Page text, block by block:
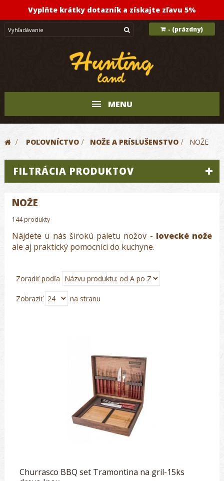
Vyplňte krátky dotazník a získajte zľavu 5%
- (prázdny)
MENU
> POĽOVNÍCTVO > NOŽE A PRÍSLUŠENSTVO > NOŽE
FILTRÁCIA PRODUKTOV
NOŽE
144 produkty
Nájdete u nás širokú paletu nožov - lovecké nože
ale aj praktický pomocníci do kuchyne.
Zoradiť podľa
Zobraziť na stranu
Churrasco BBQ set Tramontina na gril-15ks